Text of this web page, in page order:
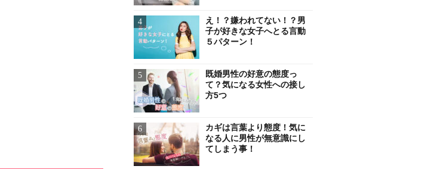
え！？嫌われてない！？男
子が好きな女子へとる言動
５パターン！
既婚男性の好意の態度っ
て？気になる女性への接し
方5つ
カギは言葉より態度！気に
なる人に男性が無意識にし
てしまう事！